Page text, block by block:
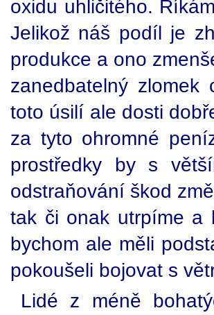
oxidu uhličitého.
Jelikož náš podíl je
produkce a ono
zanedbatelný zlomek
toto úsilí ale dosti
za tyto ohromné
prostředky by s
odstraňování škod
tak či onak utrpíme a
bychom ale měli
pokoušeli bojovat s
Lidé z méně